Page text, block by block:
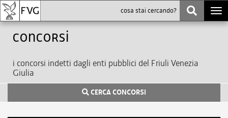
Concorsi
i concorsi indetti dagli enti pubblici del Friuli Venezia
Giulia
CERCA CONCORSI